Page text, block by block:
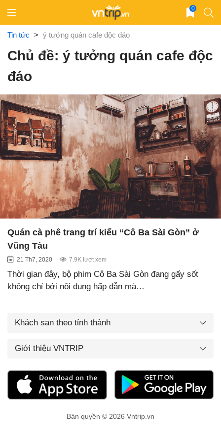
content
0
Tin tức > ý tưởng quán cafe độc đáo
Chủ đề: ý tưởng quán cafe độc
đáo
Quán cà phê trang trí kiểu “Cô Ba Sài Gòn” ở
Vũng Tàu
21 Th7, 2020 7.9K lượt xem
Thời gian đây, bộ phim Cô Ba Sài Gòn đang gấy sốt
không chỉ bởi nội dung hấp dẫn mà…
Khách sạn theo tỉnh thành
Giới thiệu VNTRIP
Bản quyền © 2026 Vntrip.vn